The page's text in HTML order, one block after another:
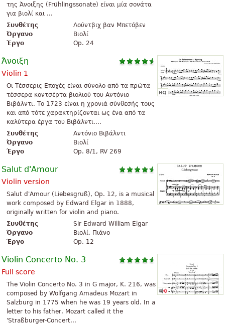
της Άνοιξης (Frühlingssonate) είναι μία σονάτα
για βιολί και ...
Συνθέτης
Λούντβιχ βαν Μπετόβεν
Όργανο
Βιολί
Έργο
Op. 24
Άνοιξη
Violin 1
Οι Τέσσερις Εποχές είναι σύνολο από τα πρώτα
τέσσερα κοντσέρτα βιολιού του Αντόνιο
Βιβάλντι. Το 1723 είναι η χρονιά σύνθεσής τους
και από τότε χαρακτηρίζονται ως ένα από τα
καλύτερα έργα του Βιβάλντι....
Συνθέτης
Αντόνιο Βιβάλντι
Όργανο
Βιολί
Έργο
Op. 8/1, RV 269
Salut d'Amour
Violin version
Salut d'Amour (Liebesgruß), Op. 12, is a musical
work composed by Edward Elgar in 1888,
originally written for violin and piano.
Συνθέτης
Sir Edward William Elgar
Όργανο
Βιολί, Πιάνο
Έργο
Op. 12
Violin Concerto No. 3
Full score
The Violin Concerto No. 3 in G major, K. 216, was
composed by Wolfgang Amadeus Mozart in
Salzburg in 1775 when he was 19 years old. In a
letter to his father, Mozart called it the
'Straßburger-Concert...